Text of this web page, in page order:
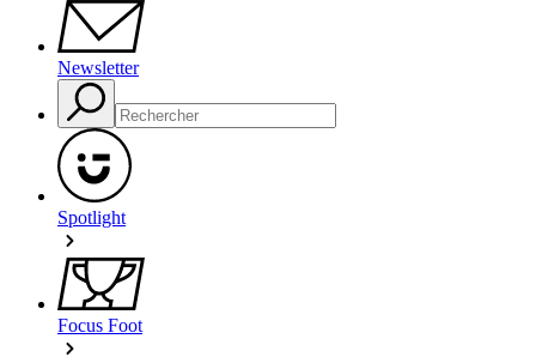
Newsletter
Spotlight
Focus Foot